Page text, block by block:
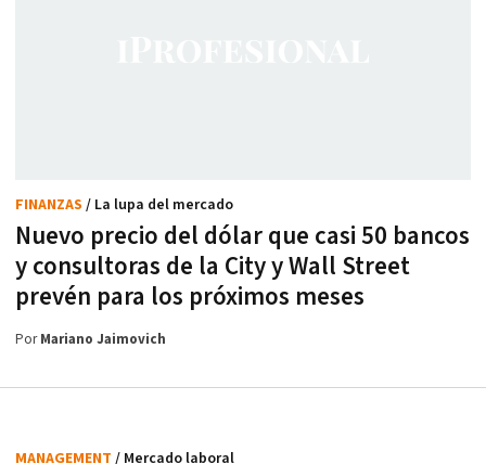
Nuevo precio del dólar que casi 50 bancos
y consultoras de la City y Wall Street
prevén para los próximos meses
FINANZAS / La lupa del mercado
PorMariano Jaimovich
MANAGEMENT / Mercado laboral